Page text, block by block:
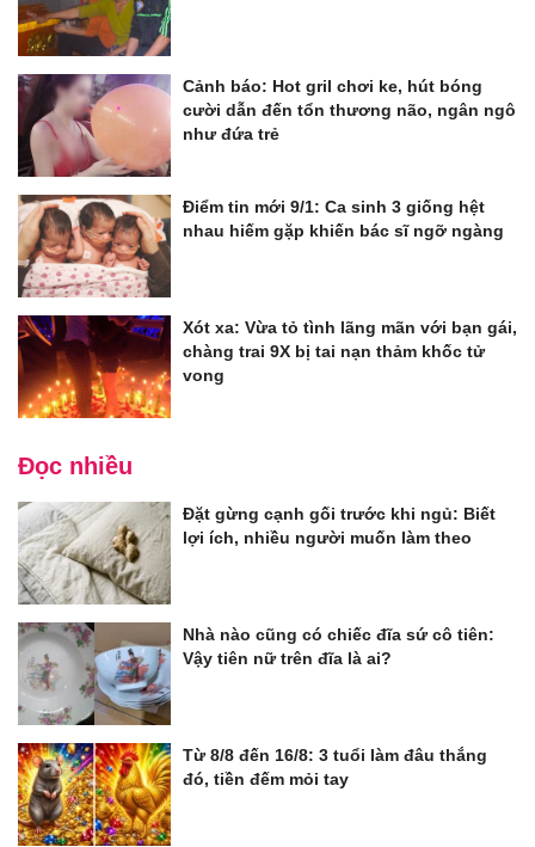
Cảnh báo: Hot gril chơi ke, hút bóng
cười dẫn đến tổn thương não, ngân ngô
như đứa trẻ
Điểm tin mới 9/1: Ca sinh 3 giống hệt
nhau hiếm gặp khiến bác sĩ ngỡ ngàng
Xót xa: Vừa tỏ tình lãng mãn với bạn gái,
chàng trai 9X bị tai nạn thảm khốc tử
vong
Đọc nhiều
Đặt gừng cạnh gối trước khi ngủ: Biết
lợi ích, nhiều người muốn làm theo
Nhà nào cũng có chiếc đĩa sứ cô tiên:
Vậy tiên nữ trên đĩa là ai?
Từ 8/8 đến 16/8: 3 tuổi làm đâu thắng
đó, tiền đếm mỏi tay